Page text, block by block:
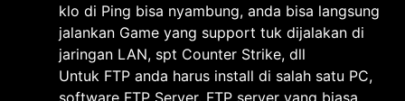
klo di Ping bisa nyambung, anda bisa langsung
jalankan Game yang support tuk dijalakan di
jaringan LAN, spt Counter Strike, dll
Untuk FTP anda harus install di salah satu PC,